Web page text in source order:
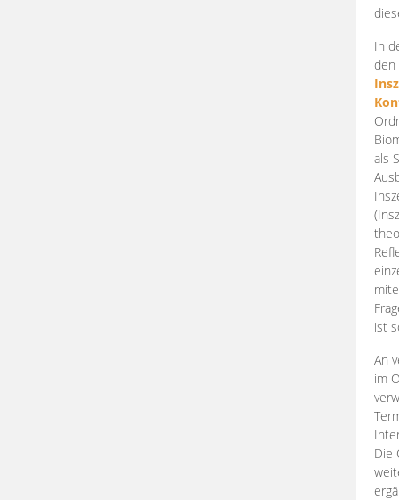
In
den
als
ist
An
im
Die